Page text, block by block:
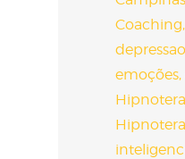
Coaching
depressao
emoções